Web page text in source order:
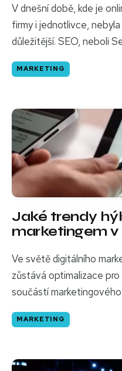
V dnešní době, kde je
firmy i jednotlivce,
důležitější. SEO, neboli
MARKETING
Jaké trendy
marketingem v
Ve světě digitálního
zůstává optimalizace
součástí marketingového
MARKETING